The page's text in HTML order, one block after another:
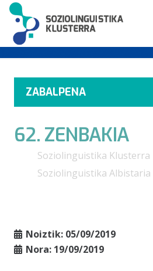
ZABALPENA
62. ZENBAKIA
Soziolinguistika Klusterra
Soziolinguistika Albistaria
Noiztik: 05/09/2019
Nora: 19/09/2019